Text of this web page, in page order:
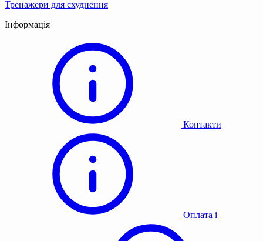
Тренажери для схуднення
Інформація
Контакти
Оплата і